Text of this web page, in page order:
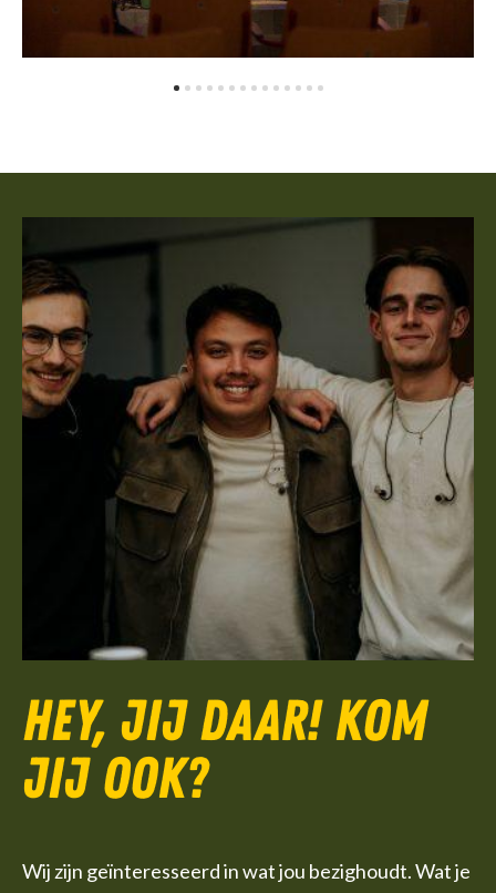
Hey, jij daar! Kom
jij ook?
Wij zijn geïnteresseerd in wat jou bezighoudt. Wat je